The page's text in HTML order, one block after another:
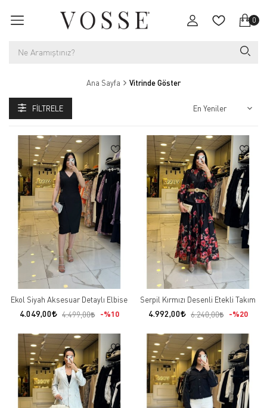
0
Ana Sayfa Vitrinde Göster
FILTRELE
Ekol Siyah Aksesuar Detaylı Elbise
4.049,00 4.499,00 %10
Serpil Kırmızı Desenli Etekli Takım
4.992,00 6.240,00 %20